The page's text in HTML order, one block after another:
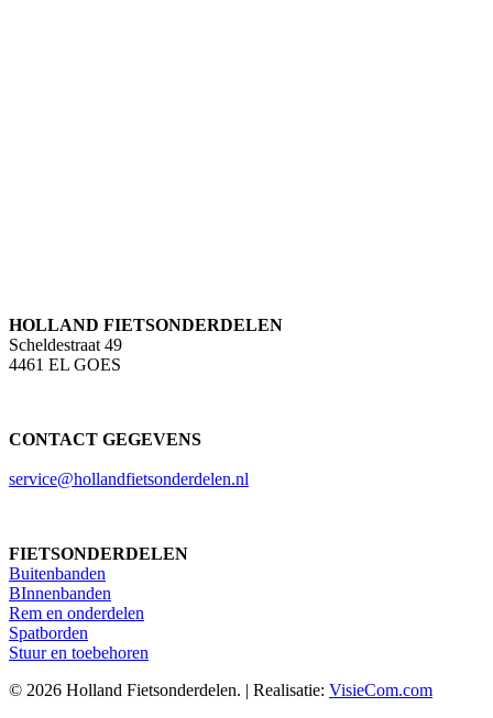
HOLLAND FIETSONDERDELEN
Scheldestraat 49
4461 EL GOES
CONTACT GEGEVENS
service@hollandfietsonderdelen.nl
FIETSONDERDELEN
Buitenbanden
BInnenbanden
Rem en onderdelen
Spatborden
Stuur en toebehoren
© 2026 Holland Fietsonderdelen. | Realisatie: VisieCom.com